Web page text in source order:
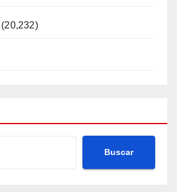
(20,232)
Buscar